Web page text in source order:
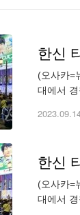
한신
(오사카=
대에서
한신
(오사카=
대에서